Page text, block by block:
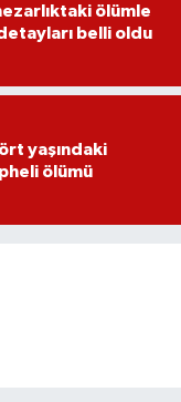
ölümle
belli oldu
yaşındaki
ölümü